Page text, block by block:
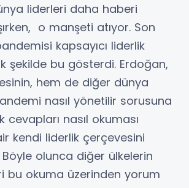
liderleri daha haberi
o manşeti atıyor. Son
kapsayıcı liderlik
şekilde bu gösterdi. Erdoğan,
hem de diğer dünya
nasıl yönetilir sorusuna
cevapları nasıl okuması
kendi liderlik çerçevesini
olunca diğer ülkelerin
bu okuma üzerinden yorum